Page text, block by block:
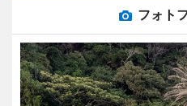
フォト